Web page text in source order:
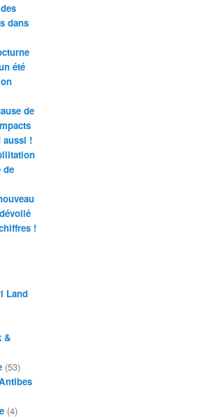
dans
été
de
aussi !
de
!
Land
&
(53)
(4)